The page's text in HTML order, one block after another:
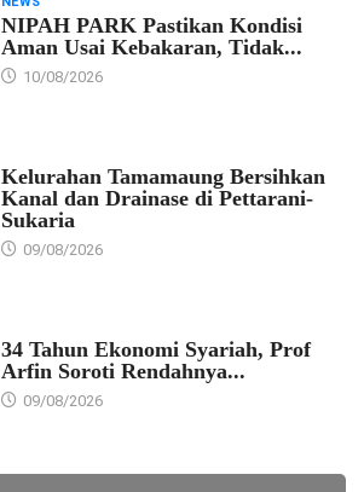
NIPAH PARK Pastikan Kondisi
Aman Usai Kebakaran, Tidak...
10/08/2026
Kelurahan Tamamaung Bersihkan
Kanal dan Drainase di Pettarani-
Sukaria
09/08/2026
34 Tahun Ekonomi Syariah, Prof
Arfin Soroti Rendahnya...
09/08/2026